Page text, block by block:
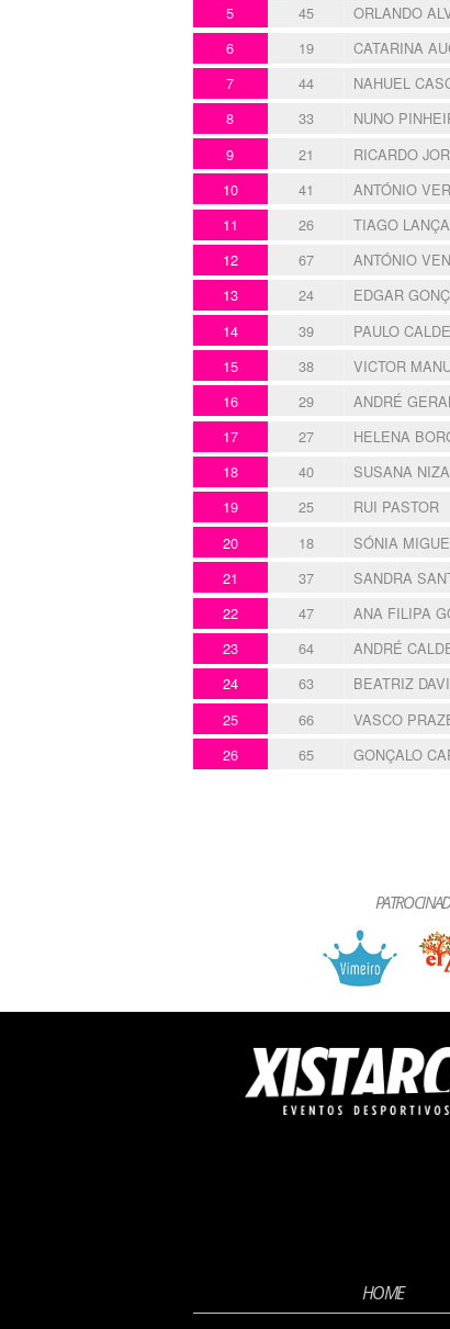
5 45 ORLANDO
6 19 CATARINA
7 44 NAHUEL
8 33 NUNO
9 21 RICARDO
10 41 ANTÓNIO
11 26 TIAGO LANÇA
12 67 ANTÓNIO
13 24 EDGAR
14 39 PAULO
15 38 VICTOR
16 29 ANDRÉ
17 27 HELENA
18 40 SUSANA NIZA
19 25 RUI PASTOR
20 18 SÓNIA
21 37 SANDRA
22 47 ANA FILIPA
23 64 ANDRÉ
24 63 BEATRIZ
25 66 VASCO
26 65 GONÇALO
HOME